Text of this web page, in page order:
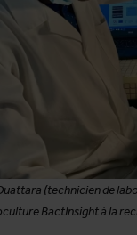
(technicien de
BactInsight à la